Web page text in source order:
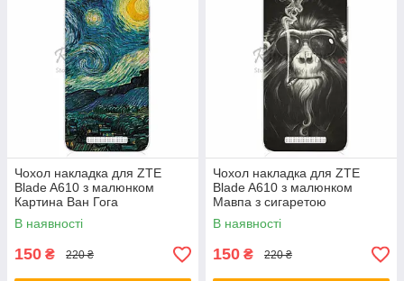
Чохол накладка для ZTE
Blade A610 з малюнком
Картина Ван Гога
В наявності
150 ₴ 220 ₴
Чохол накладка для ZTE
Blade A610 з малюнком
Мавпа з сигаретою
В наявності
150 ₴ 220 ₴